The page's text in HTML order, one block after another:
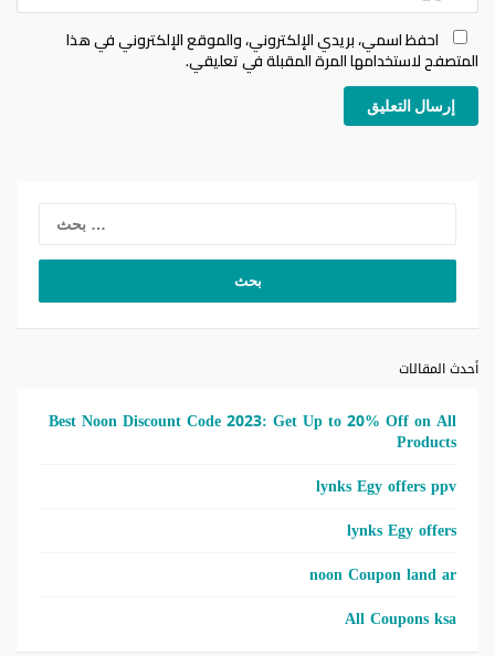
احفظ اسمي، بريدي الإلكتروني، والموقع الإلكتروني في هذا
المتصفح لاستخدامها المرة المقبلة في تعليقي.
إرسال التعليق
أحدث المقالات
Best Noon Discount Code 2023: Get Up to 20% Off on All
Products
lynks Egy offers ppv
lynks Egy offers
noon Coupon land ar
All Coupons ksa